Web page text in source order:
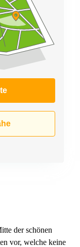
der schönen
vor, welche keine